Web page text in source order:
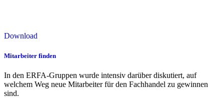
Download
Mitarbeiter finden
In den ERFA-Gruppen wurde intensiv darüber diskutiert, auf
welchem Weg neue Mitarbeiter für den Fachhandel zu gewinnen
sind.